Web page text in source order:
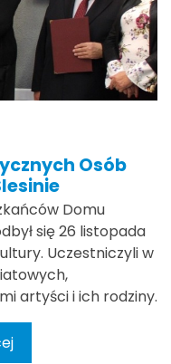
Osób
Domu
się 26 listopada
Uczestniczyli w
artyści i ich rodziny.